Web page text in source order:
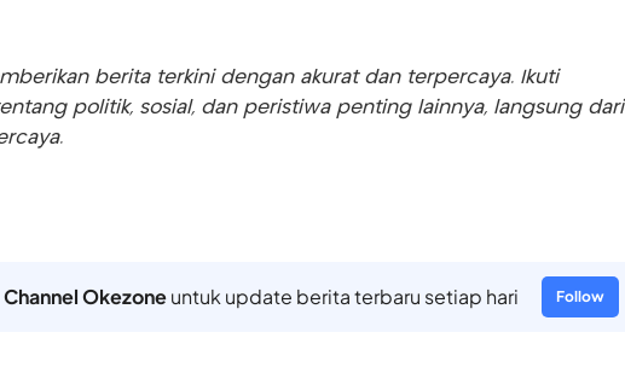
berita terkini dengan akurat dan terpercaya. Ikuti
politik, sosial, dan peristiwa penting lainnya, langsung dari
Okezoneuntuk update berita terbaru setiap hari Follow